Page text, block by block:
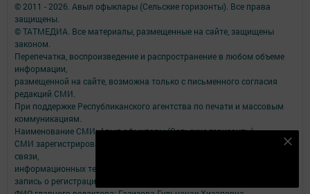
© 2011 - 2026. Авыл офыклары (Сельские горизонты). Все права
защищены.
© ТАТМЕДИА. Все материалы, размещенные на сайте, защищены
законом.
Перепечатка, воспроизведение и распространение в любом объеме
информации,
размещенной на сайте, возможна только с письменного согласия
редакций СМИ.
При поддержке Республиканского агентства по печати и массовым
коммуникациям.
Наименование СМИ: Авыл офыклары (Сельские горизонты)
СМИ зарегистрировано Федеральной службой по надзору в сфере
связи,
информационных технологий и массовых коммуникаций
запись о регистрации СМИ ЭЛ № ФС 77 - 90151 от 07.10.2025